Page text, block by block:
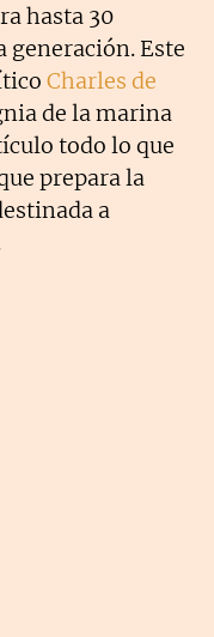
hasta 30
generación. Este
Charles de
de la marina
todo lo que
prepara la
a